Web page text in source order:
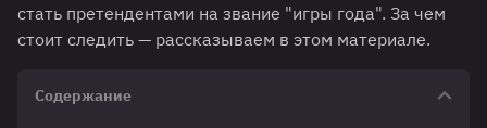
стать претендентами на звание "игры года". За чем
стоит следить — рассказываем в этом материале.
Содержание